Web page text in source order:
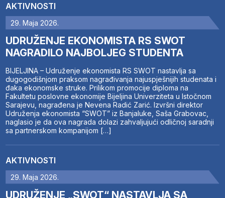
AKTIVNOSTI
29. Maja 2026.
UDRUŽENJE EKONOMISTA RS SWOT
NAGRADILO NAJBOLJEG STUDENTA
BIJELJINA – Udruženje ekonomista RS SWOT nastavlja sa
dugogodišnjom praksom nagrađivanja najuspješnijih studenata i
đaka ekonomske struke. Prilikom promocije diploma na
Fakultetu poslovne ekonomije Bijeljina Univerziteta u Istočnom
Sarajevu, nagrađena je Nevena Radić Zarić. Izvršni direktor
Udruženja ekonomista “SWOT” iz Banjaluke, Saša Grabovac,
naglasio je da ova nagrada dolazi zahvaljujući odličnoj saradnji
sa partnerskom kompanijom […]
AKTIVNOSTI
29. Maja 2026.
UDRUŽENJE „SWOT“ NASTAVLJA SA